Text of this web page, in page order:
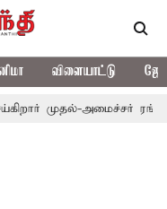
விளையாட்டு
அமைச்சர் ரங்கசாமி